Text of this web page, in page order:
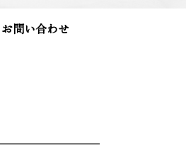
お問い合わせ